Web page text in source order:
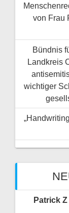
von Frau
Bündnis
Landkreis
wichtiger
Patrick Z